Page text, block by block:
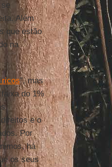
Além
que estão
na
ricos”, mas
do 1%
e o
Por
há
os seus